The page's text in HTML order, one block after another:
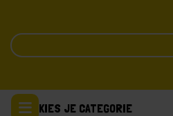
KIES JE CATEGORIE